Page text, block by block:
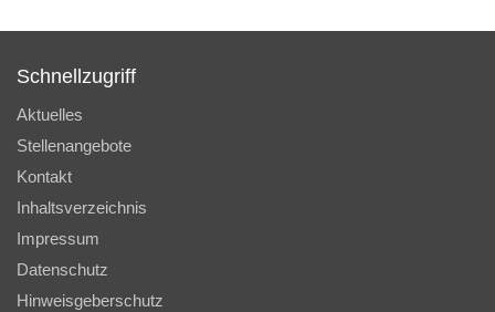
Schnellzugriff
Aktuelles
Stellenangebote
Kontakt
Inhaltsverzeichnis
Impressum
Datenschutz
Hinweisgeberschutz